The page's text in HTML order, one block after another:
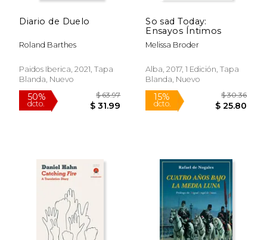
Diario de Duelo
Roland Barthes
Paidos Iberica, 2021, Tapa
Blanda, Nuevo
So sad Today:
Ensayos Íntimos
Melissa Broder
Alba, 2017, 1 Edición, Tapa
Blanda, Nuevo